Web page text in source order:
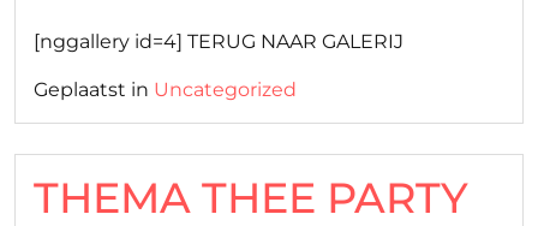
[nggallery id=4] TERUG NAAR GALERIJ
Geplaatst in Uncategorized
THEMA THEE PARTY